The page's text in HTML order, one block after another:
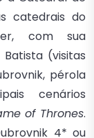
catedrais do
com sua
(visitas
pérola
cenários
of Thrones.
4* ou